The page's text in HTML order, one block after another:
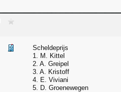
Scheldeprijs
1. M. Kittel
2. A. Greipel
3. A. Kristoff
4. E. Viviani
5. D. Groenewegen